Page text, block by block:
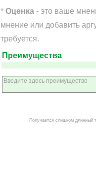
* Оценка - это ваше
мнение или добавить
требуется.
Преимущества
Получается слишком длинный